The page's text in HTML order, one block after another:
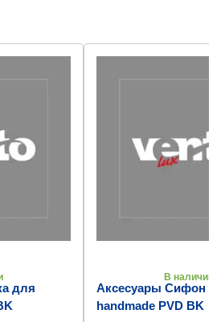
для
В наличии
Аксесуары Сифон
handmade PVD BK